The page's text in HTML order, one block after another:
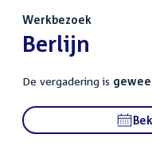
Werkbezoek
:Berlijn
De vergadering is